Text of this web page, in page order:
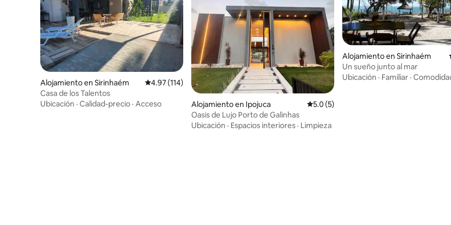
Alojamiento en Sirinhaém Calificación promedio: 4.97 de 5, 114 reseñas
4.97 (114)
Casa de los Talentos
Ubicación · Calidad-precio · Acceso Alojamiento en Ipojuca Calificación promedio: 5.0 de 5, 5 reseñas
5.0 (5)
Oasis de Lujo Porto de Galinhas
Ubicación · Espacios interiores · Limpieza
Alojamiento en Sirinhaém
Un sueño junto al mar
Ubicación · Familiar ·